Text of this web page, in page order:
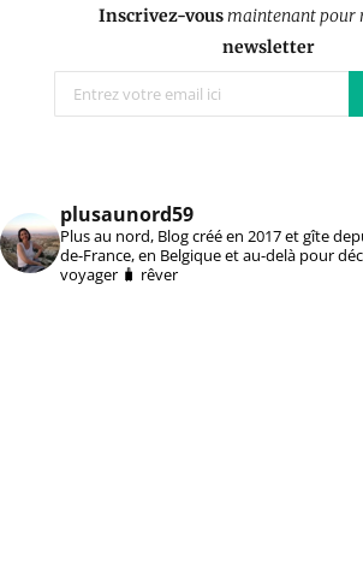
Inscrivez-vousmaintenant pour
newsletter
plusaunord59
Plus au nord, Blog créé en 2017 et gîte
de-France, en Belgique et au-delà pour
voyager 🧳 rêver